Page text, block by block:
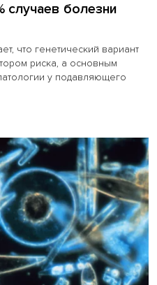
случаев болезни
что генетический вариант
риска, а основным
у подавляющего